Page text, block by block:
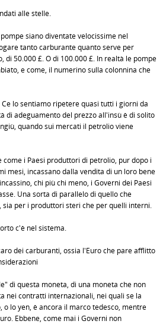
alle stelle.
siano diventate velocissime nel
tanto carburante quanto serve per
di 50.000 £. O di 100.000 £. In realtà le pompe
e come, il numerino sulla colonnina che
lo sentiamo ripetere quasi tutti i giorni da
di adeguamento del prezzo all'insù è di solito
quando sui mercati il petrolio viene
i Paesi produttori di petrolio, pur dopo i
mesi, incassano dalla vendita di un loro bene
chi più chi meno, i Governi dei Paesi
Una sorta di parallelo di quello che
per i produttori steri che per quelli interni.
c'è nel sistema.
dei carburanti, ossia l'Euro che pare afflitto
di questa moneta, di una moneta che non
nei contratti internazionali, nei quali se la
o lo yen, è ancora il marco tedesco, mentre
Ebbene, come mai i Governi non